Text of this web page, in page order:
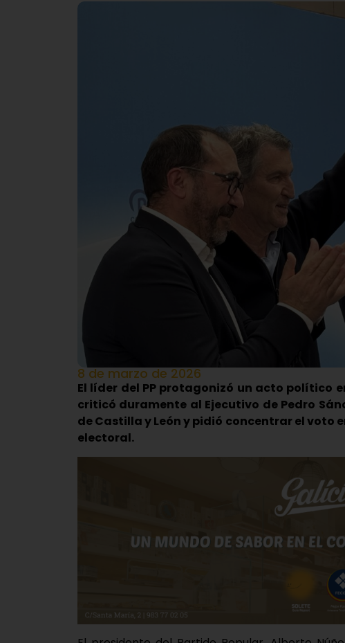
8 de marzo de 2026
El líder del PP protagonizó un acto político
criticó duramente al Ejecutivo de Pedro
de Castilla y León y pidió concentrar el voto
electoral.